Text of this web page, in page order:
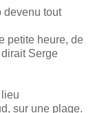
devenu tout
petite heure, de
Serge
sur une plage.